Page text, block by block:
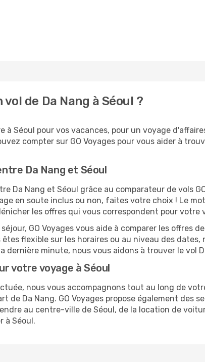
de Da Nang à Séoul ?
à Séoul pour vos vacances, pour un voyage
compter sur GO Voyages pour vous aider à
Da Nang et Séoul
Da Nang et Séoul grâce au comparateur de vols
en soute inclus ou non, faites votre choix ! Le
les offres qui vous correspondent pour votre
GO Voyages vous aide à comparer les offres
flexible sur les horaires ou au niveau des
dernière minute, nous vous aidons à trouver le vol
votre voyage à Séoul
nous vous accompagnons tout au long de
de Da Nang. GO Voyages propose également des
au centre-ville de Séoul, de la location de
à Séoul.